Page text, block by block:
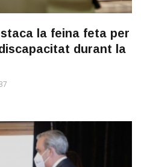
la feina feta per
durant la